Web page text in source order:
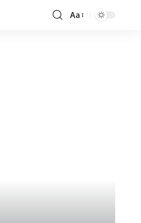
Font
Aa